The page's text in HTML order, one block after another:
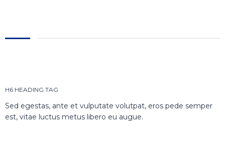
H6 HEADING TAG
Sed egestas, ante et vulputate volutpat, eros pede semper
est, vitae luctus metus libero eu augue.